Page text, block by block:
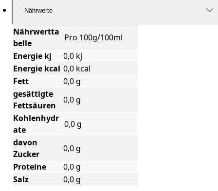
Nährwerte
Nährwertta
belle
Pro 100g/100ml
Energie kj
0,0 kj
Energie kcal 0,0 kcal
Fett
0,0 g
gesättigte
Fettsäuren
0,0 g
Kohlenhydr
ate
0,0 g
davon
Zucker
0,0 g
Proteine
0,0 g
Salz
0,0 g